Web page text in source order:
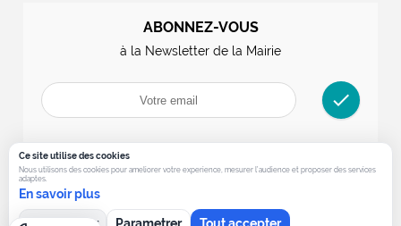
ABONNEZ-VOUS
à la Newsletter de la Mairie
check
Ce site utilise des cookies
Nous utilisons des cookies pour ameliorer votre experience, mesurer l’audience et proposer des services
adaptes.
En savoir plus